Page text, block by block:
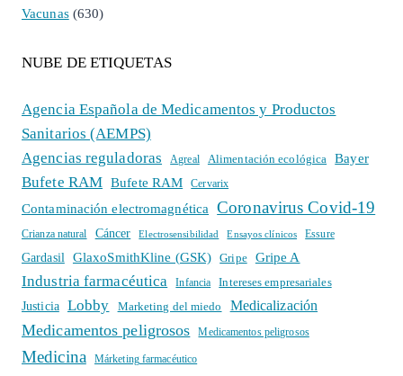
Vacunas(630)
NUBE DE ETIQUETAS
Agencia Española de Medicamentos y Productos
Sanitarios (AEMPS)
Agencias reguladoras
Agreal Alimentación ecológica Bayer
Bufete RAM Bufete RAM Cervarix
Contaminación electromagnética Coronavirus Covid-19
Crianza natural Cáncer Electrosensibilidad Ensayos clínicos Essure
Gardasil GlaxoSmithKline (GSK) Gripe Gripe A
Industria farmacéutica Infancia
Intereses empresariales
Justicia
Lobby Marketing del miedo Medicalización
Medicamentos peligrosos Medicamentos peligrosos
Medicina Márketing farmacéutico